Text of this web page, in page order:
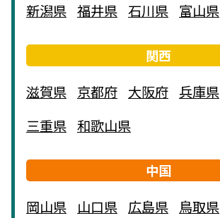
新潟県 福井県 石川県 富山県
関西
滋賀県 京都府 大阪府 兵庫県
三重県 和歌山県
中国
岡山県 山口県 広島県 鳥取県